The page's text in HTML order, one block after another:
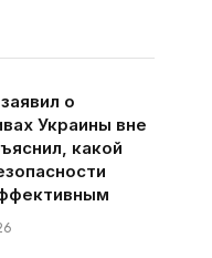
о
Украины вне
какой